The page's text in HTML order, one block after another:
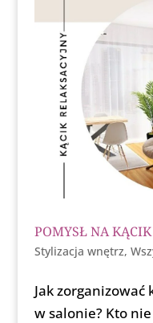
POMYSŁ NA
Stylizacja wnętrz,
Jak zorganizować
w salonie? Kto